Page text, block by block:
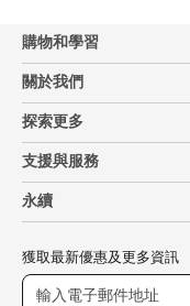
購物和學習
關於我們
探索更多
支援與服務
永續
獲取最新優惠及更多資訊